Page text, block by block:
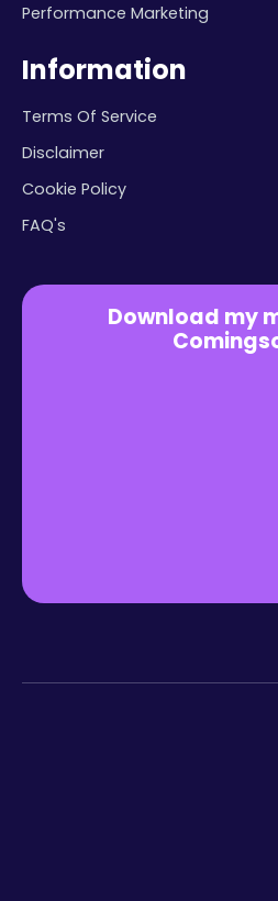
Performance Marketing
Information
Terms Of Service
Disclaimer
Cookie Policy
FAQ's
Download my